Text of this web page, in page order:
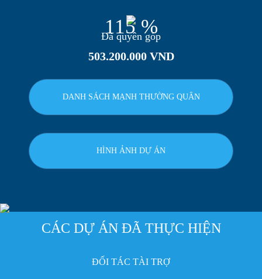
115 %
Đã quyên góp
503.200.000 VND
DANH SÁCH MẠNH THƯỜNG QUÂN
HÌNH ẢNH DỰ ÁN
CÁC DỰ ÁN ĐÃ THỰC HIỆN
ĐỐI TÁC TÀI TRỢ